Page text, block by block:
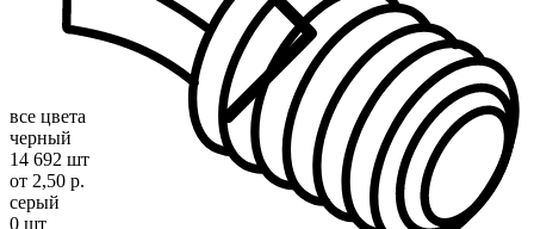
все цвета
черный
14 692 шт
от 2,50 р.
серый
0 шт